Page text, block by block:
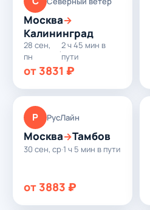
Москва→
Калининград
28 сен,
пн
·
2 ч 45 мин в
пути
от 3831 ₽
Р РусЛайн
Москва→Тамбов
30 сен, ср·1 ч 5 мин в пути
от 3883 ₽